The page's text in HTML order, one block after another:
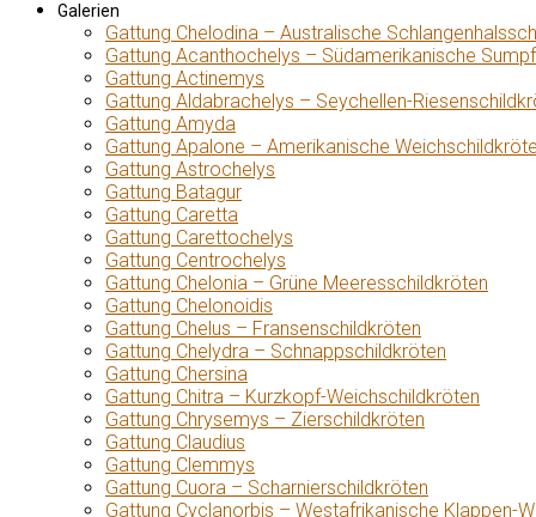
Galerien
Gattung Chelodina – Australische
Gattung Acanthochelys – Südamerikanische
Gattung Actinemys
Gattung Aldabrachelys – Seychellen-
Gattung Amyda
Gattung Apalone – Amerikanische
Gattung Astrochelys
Gattung Batagur
Gattung Caretta
Gattung Carettochelys
Gattung Centrochelys
Gattung Chelonia – Grüne Meeresschildkröten
Gattung Chelonoidis
Gattung Chelus – Fransenschildkröten
Gattung Chelydra – Schnappschildkröten
Gattung Chersina
Gattung Chitra – Kurzkopf-Weichschildkröten
Gattung Chrysemys – Zierschildkröten
Gattung Claudius
Gattung Clemmys
Gattung Cuora – Scharnierschildkröten
Gattung Cyclanorbis – Westafrikanische Klappen-